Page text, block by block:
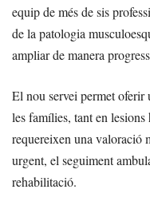
equip de més de sis
de la patologia
ampliar de manera
El nou servei permet oferir
les famílies, tant en
requereixen una valoració
urgent, el seguiment
rehabilitació.